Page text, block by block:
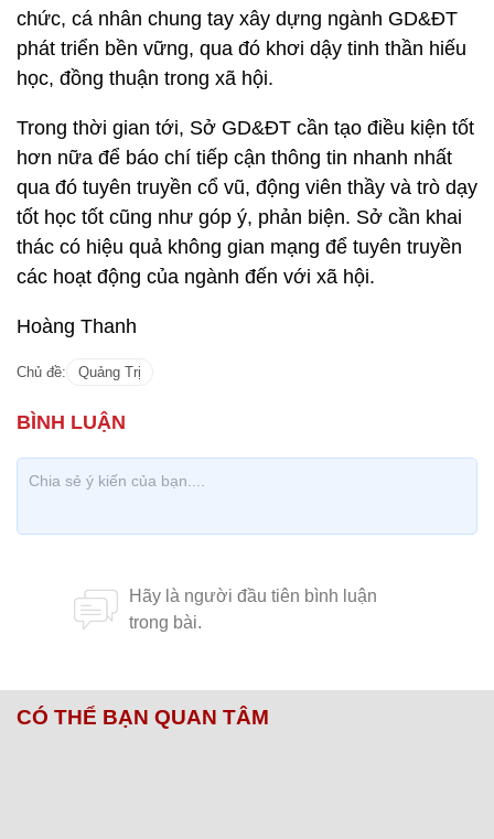
chức, cá nhân chung tay xây dựng ngành GD&ĐT
phát triển bền vững, qua đó khơi dậy tinh thần hiếu
học, đồng thuận trong xã hội.
Trong thời gian tới, Sở GD&ĐT cần tạo điều kiện tốt
hơn nữa để báo chí tiếp cận thông tin nhanh nhất
qua đó tuyên truyền cổ vũ, động viên thầy và trò dạy
tốt học tốt cũng như góp ý, phản biện. Sở cần khai
thác có hiệu quả không gian mạng để tuyên truyền
các hoạt động của ngành đến với xã hội.
Hoàng Thanh
Chủ đề: Quảng Trị
CÓ THỂ BẠN QUAN TÂM